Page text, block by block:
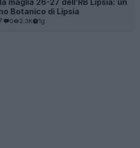
Botanico di Lipsia
0 2.3K 1g